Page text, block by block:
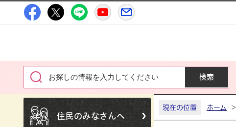
高萩市公式Facebook
高萩市公式X高萩市公式LINE
高萩市YouTube公式チャンネル
住民のみなさんへ
現在の位置 ホーム >